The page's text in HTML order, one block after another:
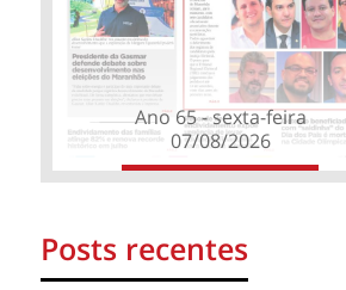
Ano 65 - sexta-feira
07/08/2026
Posts recentes